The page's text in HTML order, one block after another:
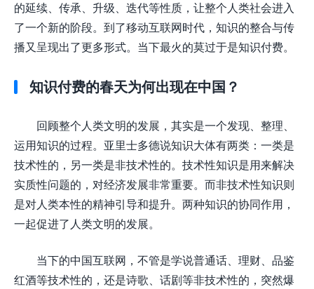
的延续、传承、升级、迭代等性质，让整个人类社会进入
了一个新的阶段。到了移动互联网时代，知识的整合与传
播又呈现出了更多形式。当下最火的莫过于是知识付费。
知识付费的春天为何出现在中国？
回顾整个人类文明的发展，其实是一个发现、整理、
运用知识的过程。亚里士多德说知识大体有两类：一类是
技术性的，另一类是非技术性的。技术性知识是用来解决
实质性问题的，对经济发展非常重要。而非技术性知识则
是对人类本性的精神引导和提升。两种知识的协同作用，
一起促进了人类文明的发展。
当下的中国互联网，不管是学说普通话、理财、品鉴
红酒等技术性的，还是诗歌、话剧等非技术性的，突然爆